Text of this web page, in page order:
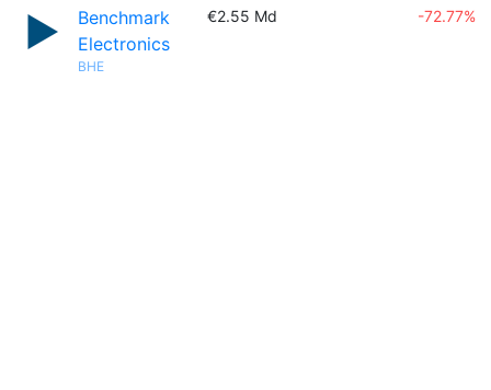
Benchmark
Electronics
BHE
€2.55 Md -72.77%